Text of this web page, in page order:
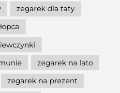
zegarek dla taty
zegarek na lato
zegarek na prezent